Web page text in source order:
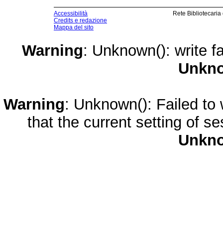
Accessibilità
Credits e redazione
Mappa del sito
Rete
Warning: Unknown(): write
Warning: Unknown(): Failed
that the current setting of